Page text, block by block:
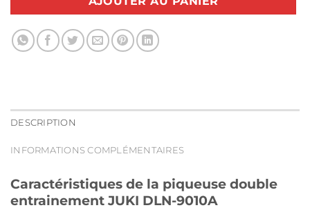
DESCRIPTION
INFORMATIONS COMPLÉMENTAIRES
Caractéristiques de la piqueuse double
entrainement JUKI DLN-9010A